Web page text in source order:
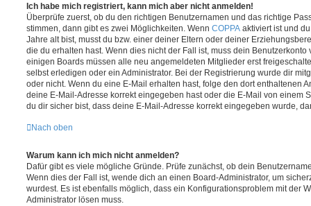
Ich habe mich registriert, kann mich aber nicht anmelden!
Überprüfe zuerst, ob du den richtigen Benutzernamen und das richtige
stimmen, dann gibt es zwei Möglichkeiten. Wenn COPPA aktiviert ist und
Jahre alt bist, musst du bzw. einer deiner Eltern oder deiner
die du erhalten hast. Wenn dies nicht der Fall ist, muss dein
einigen Boards müssen alle neu angemeldeten Mitglieder erst
selbst erledigen oder ein Administrator. Bei der Registrierung wurde dir
oder nicht. Wenn du eine E-Mail erhalten hast, folge den dort enthaltenen
deine E-Mail-Adresse korrekt eingegeben hast oder die E-Mail von einem
du dir sicher bist, dass deine E-Mail-Adresse korrekt eingegeben wurde,
Nach oben
Warum kann ich mich nicht anmelden?
Dafür gibt es viele mögliche Gründe. Prüfe zunächst, ob dein
Wenn dies der Fall ist, wende dich an einen Board-Administrator, um
wurdest. Es ist ebenfalls möglich, dass ein Konfigurationsproblem mit der
Administrator lösen muss.